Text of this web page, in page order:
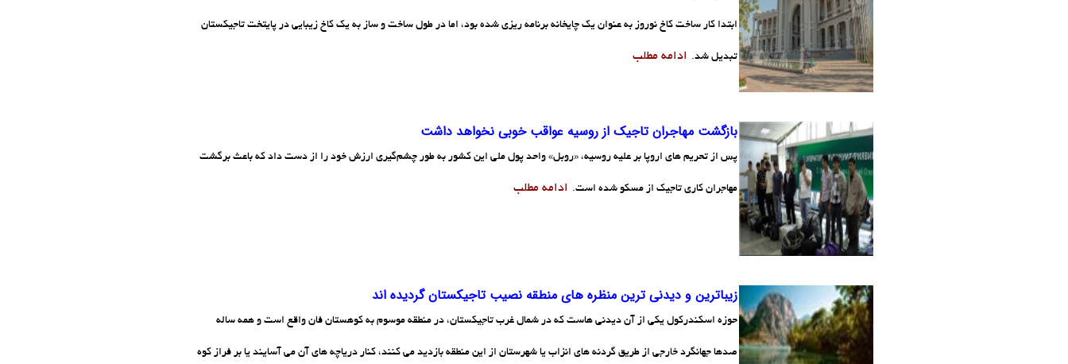
ابتدا کار ساخت کاخ نوروز به عنوان یک چایخانه برنامه ریزی شده بود، اما در طول ساخت و ساز به یک کاخ زیبایی در پایتخت تاجیکستان
تبدیل شد. ادامه مطلب
بازگشت مهاجران تاجیک از روسیه عواقب خوبی نخواهد داشت
پس از تحریم های اروپا بر علیه روسیه، «روبل» واحد پول ملی این کشور به طور چشم‌گیری ارزش خود را از دست داد که باعث برگشت
مهاجران کاری تاجیک از مسکو شده است. ادامه مطلب
زیباترین و دیدنی ترین منظره های منطقه نصیب تاجیکستان گردیده اند
حوزه اسکندرکول یکی از آن دیدنی هاست که در شمال غرب تاجیکستان، در منطقه موسوم به کوهستان فان واقع است و همه ساله
صدها جهانگرد خارجی از طریق گردنه های انزاب یا شهرستان از این منطقه بازدید می کنند، کنار دریاچه های آن می آسایند یا بر فراز کوه